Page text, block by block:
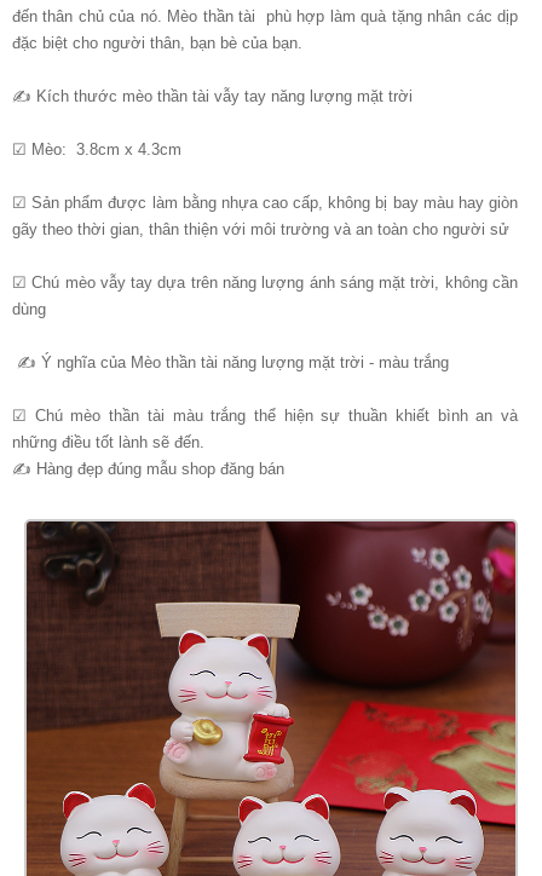
đến thân chủ của nó. Mèo thần tài phù hợp làm quà tặng nhân các dịp
đặc biệt cho người thân, bạn bè của bạn.
✍ Kích thước mèo thần tài vẫy tay năng lượng mặt trời
☑ Mèo: 3.8cm x 4.3cm
☑ Sản phẩm được làm bằng nhựa cao cấp, không bị bay màu hay giòn
gãy theo thời gian, thân thiện với môi trường và an toàn cho người sử
☑ Chú mèo vẫy tay dựa trên năng lượng ánh sáng mặt trời, không cần
dùng
✍ Ý nghĩa của Mèo thần tài năng lượng mặt trời - màu trắng
☑ Chú mèo thần tài màu trắng thể hiện sự thuần khiết bình an và
những điều tốt lành sẽ đến.
✍ Hàng đẹp đúng mẫu shop đăng bán